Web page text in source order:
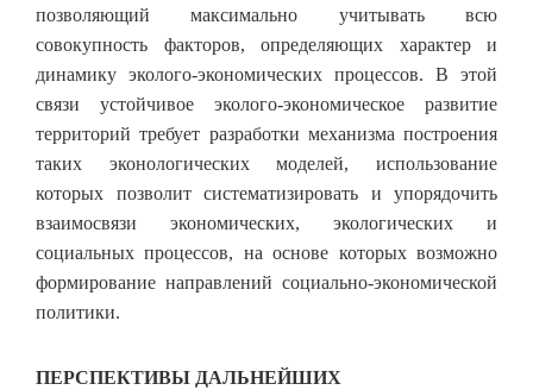
позволяющий максимально учитывать всю
совокупность факторов, определяющих характер и
динамику эколого-экономических процессов. В этой
связи устойчивое эколого-экономическое развитие
территорий требует разработки механизма построения
таких эконологических моделей, использование
которых позволит систематизировать и упорядочить
взаимосвязи экономических, экологических и
социальных процессов, на основе которых возможно
формирование направлений социально-экономической
политики.
ПЕРСПЕКТИВЫ ДАЛЬНЕЙШИХ